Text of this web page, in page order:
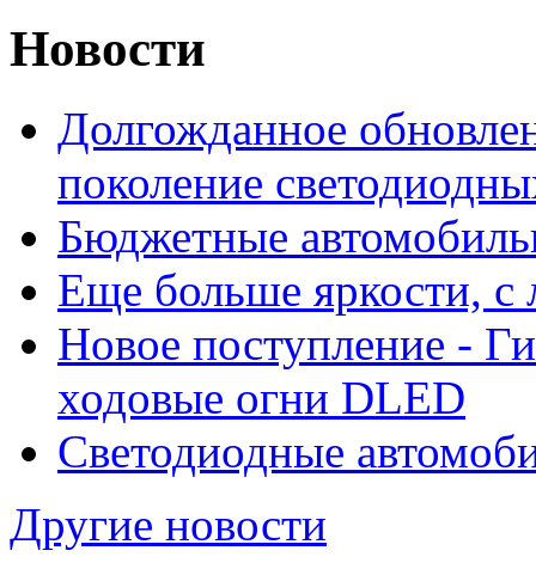
Новости
Долгожданное
поколение
Бюджетные
Еще больше яркости,
Новое поступление -
ходовые огни DLED
Светодиодные
Другие новости